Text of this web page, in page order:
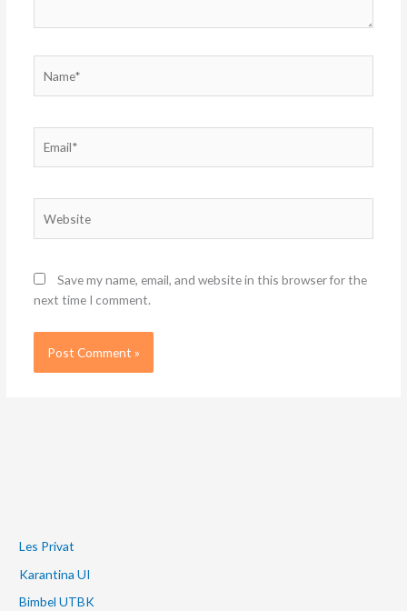
Save my name, email, and website in this browser for the
next time I comment.
Les Privat
Karantina UI
Bimbel UTBK